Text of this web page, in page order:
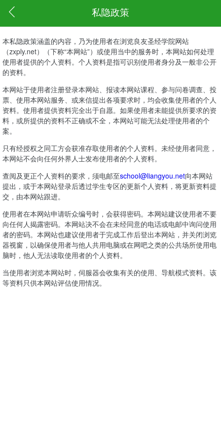
私隐政策
本私隐政策涵盖的内容，乃为使用者在浏览良友圣经学院网站
（zxply.net）（下称“本网站”）或使用当中的服务时，本网站如何处理
使用者提供的个人资料。个人资料是指可识别使用者身分及一般非公开
的资料。
本网站于使用者注册登录本网站、报读本网站课程、参与问卷调查、投
票、使用本网站服务、或来信提出各项要求时，均会收集使用者的个人
资料。使用者提供资料完全出于自愿。如果使用者未能提供所要求的资
料，或所提供的资料不正确或不全，本网站可能无法处理使用者的个
案。
只有经授权之同工方会获准存取使用者的个人资料。未经使用者同意，
本网站不会向任何外界人士发布使用者的个人资料。
查阅及更正个人资料的要求，须电邮至school@liangyou.net向本网站
提出，或于本网站登录后透过学生专区的更新个人资料，将更新资料提
交，由本网站跟进。
使用者在本网站申请听众编号时，会获得密码。本网站建议使用者不要
向任何人揭露密码。本网站决不会在未经同意的电话或电邮中询问使用
者的密码。本网站也建议使用者于完成工作后登出本网站，并关闭浏览
器视窗，以确保使用者与他人共用电脑或在网吧之类的公共场所使用电
脑时，他人无法读取使用者的个人资料。
当使用者浏览本网站时，伺服器会收集有关的使用、导航模式资料。该
等资料只供本网站评估使用情况。